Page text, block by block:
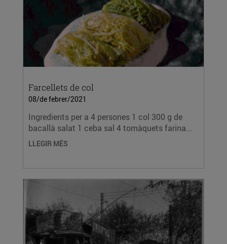
Farcellets de col
08/de febrer/2021
Ingredients per a 4 persones 1 col 300 g de
bacallà salat 1 ceba sal 4 tomàquets farina...
LLEGIR MÉS